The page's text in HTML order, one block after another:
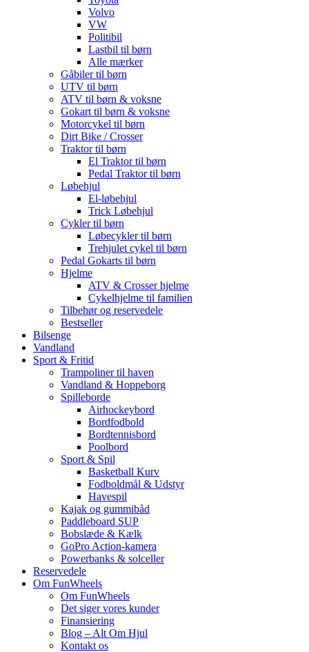
Volvo
VW
Politibil
Lastbil til børn
Alle mærker
Gåbiler til børn
UTV til børn
ATV til børn & voksne
Gokart til børn & voksne
Motorcykel til børn
Dirt Bike / Crosser
Traktor til børn
El Traktor til børn
Pedal Traktor til børn
Løbehjul
El-løbehjul
Trick Løbehjul
Cykler til børn
Løbecykler til børn
Trehjulet cykel til børn
Pedal Gokarts til børn
Hjelme
ATV & Crosser hjelme
Cykelhjelme til familien
Tilbehør og reservedele
Bestseller
Bilsenge
Vandland
Sport & Fritid
Trampoliner til haven
Vandland & Hoppeborg
Spilleborde
Airhockeybord
Bordfodbold
Bordtennisbord
Poolbord
Sport & Spil
Basketball Kurv
Fodboldmål & Udstyr
Havespil
Kajak og gummibåd
Paddleboard SUP
Bobslæde & Kælk
GoPro Action-kamera
Powerbanks & solceller
Reservedele
Om FunWheels
Om FunWheels
Det siger vores kunder
Finansiering
Blog – Alt Om Hjul
Kontakt os